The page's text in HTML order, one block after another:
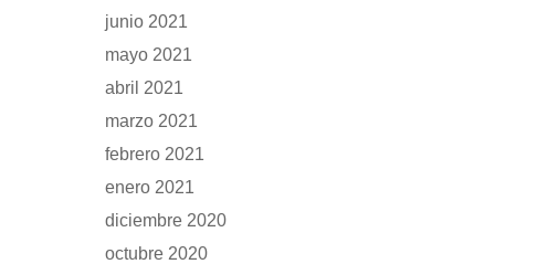
junio 2021
mayo 2021
abril 2021
marzo 2021
febrero 2021
enero 2021
diciembre 2020
octubre 2020